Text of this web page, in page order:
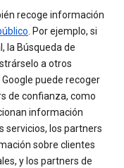
recoge información
. Por ejemplo, si
la Búsqueda de
a otros
puede recoger
de confianza, como
información
servicios, los partners
sobre clientes
y los partners de